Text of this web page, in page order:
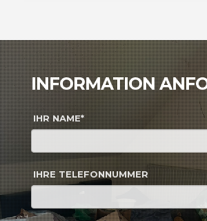
INFORMATION
IHR NAME*
IHRE TELEFONNUMMER